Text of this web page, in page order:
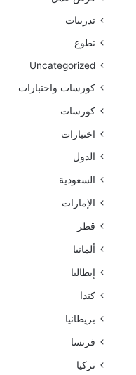
تدريبات
تطوع
Uncategorized
كورسات واختبارات
كورسات
اختبارات
الدول
السعودية
الإمارات
قطر
ألمانيا
إيطاليا
كندا
بريطانيا
فرنسا
تركيا